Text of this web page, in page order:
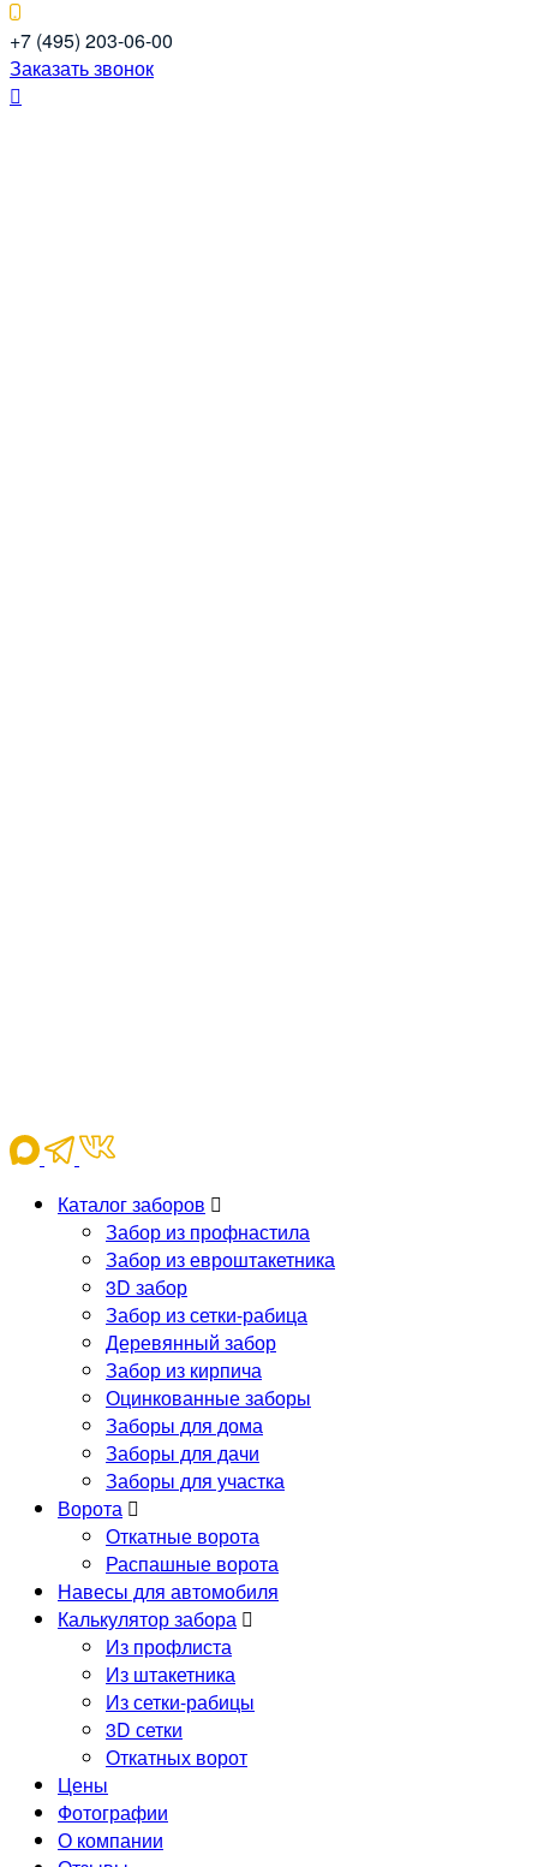
+7 (495) 203-06-00
Заказать звонок
Каталог заборов
Забор из профнастила
Забор из евроштакетника
3D забор
Забор из сетки-рабица
Деревянный забор
Забор из кирпича
Оцинкованные заборы
Заборы для дома
Заборы для дачи
Заборы для участка
Ворота
Откатные ворота
Распашные ворота
Навесы для автомобиля
Калькулятор забора
Из профлиста
Из штакетника
Из сетки-рабицы
3D сетки
Откатных ворот
Цены
Фотографии
О компании